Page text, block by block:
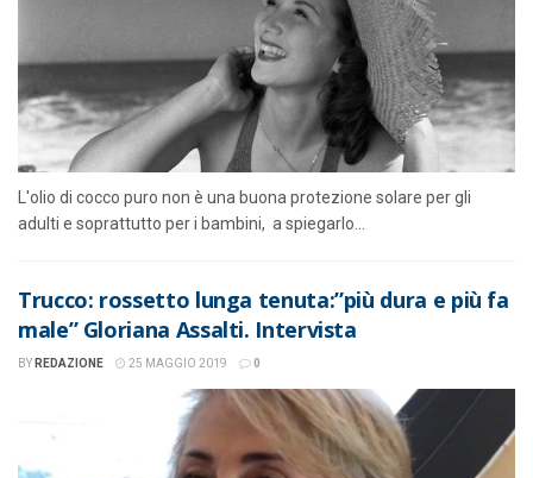
L'olio di cocco puro non è una buona protezione solare per gli
adulti e soprattutto per i bambini, a spiegarlo...
Trucco: rossetto lunga tenuta:”più dura e più fa
male” Gloriana Assalti. Intervista
BY REDAZIONE 25 MAGGIO 2019 0